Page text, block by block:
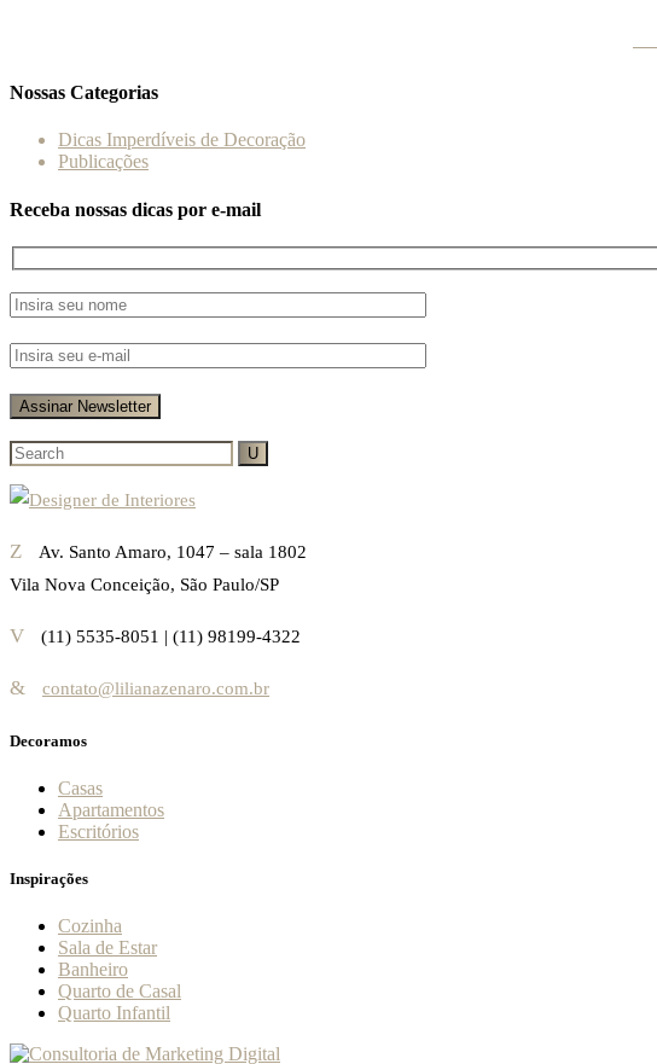
Nossas Categorias
Dicas Imperdíveis de Decoração
Publicações
Receba nossas dicas por e-mail
Av. Santo Amaro, 1047 – sala 1802
Vila Nova Conceição, São Paulo/SP
(11) 5535-8051 | (11) 98199-4322
contato@lilianazenaro.com.br
Decoramos
Casas
Apartamentos
Escritórios
Inspirações
Cozinha
Sala de Estar
Banheiro
Quarto de Casal
Quarto Infantil